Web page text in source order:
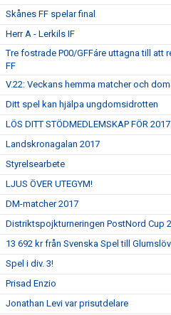
Skånes FF spelar final
Herr A - Lerkils IF
Tre fostrade P00/GFFáre uttagna till att
FF
V.22: Veckans hemma matcher och
Ditt spel kan hjälpa ungdomsidrotten
LÖS DITT STÖDMEDLEMSKAP FÖR 2017
Landskronagalan 2017
Styrelsearbete
LJUS ÖVER UTEGYM!
DM-matcher 2017
Distriktspojkturneringen PostNord Cup
13 692 kr från Svenska Spel till
Spel i div. 3!
Prisad Enzio
Jonathan Levi var prisutdelare